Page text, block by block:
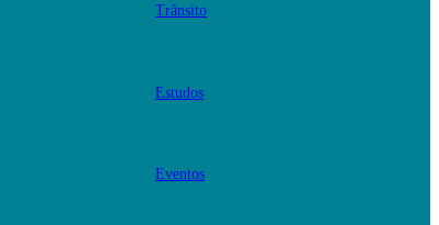
Trânsito
Estudos
Eventos